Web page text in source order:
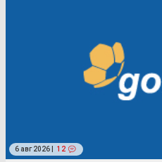
6 авг 2026 | 12